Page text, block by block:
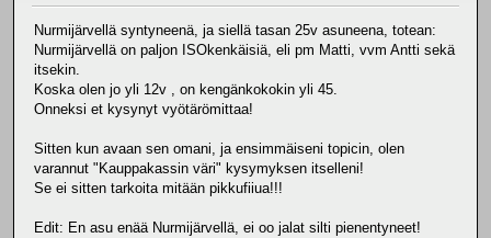
Nurmijärvellä syntyneenä, ja siellä tasan 25v asuneena, totean:
Nurmijärvellä on paljon ISOkenkäisiä, eli pm Matti, vvm Antti sekä
itsekin.
Koska olen jo yli 12v , on kengänkokokin yli 45.
Onneksi et kysynyt vyötärömittaa!
Sitten kun avaan sen omani, ja ensimmäiseni topicin, olen
varannut "Kauppakassin väri" kysymyksen itselleni!
Se ei sitten tarkoita mitään pikkufiiua!!!
Edit: En asu enää Nurmijärvellä, ei oo jalat silti pienentyneet!